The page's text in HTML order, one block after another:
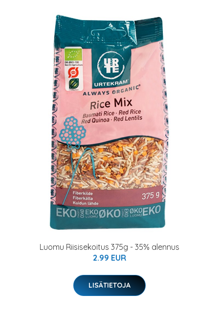
Luomu Riisisekoitus 375g - 35% alennus
2.99 EUR
LISÄTIETOJA